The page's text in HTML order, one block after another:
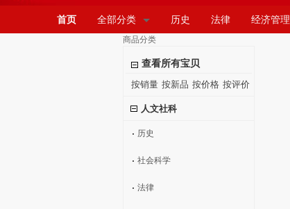
首页 全部分类 历史 法律 经济管理
商品分类
查看所有宝贝
按销量 按新品 按价格 按评价
人文社科
历史
社会科学
法律